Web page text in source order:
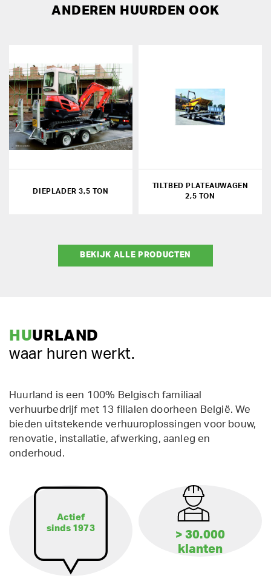
ANDEREN HUURDEN OOK
DIEPLADER 3,5 TON
TILTBED PLATEAUWAGEN
2,5 TON
BEKIJK ALLE PRODUCTEN
HUURLAND
waar huren werkt.
Huurland is een 100% Belgisch familiaal
verhuurbedrijf met 13 filialen doorheen België. We
bieden uitstekende verhuuroplossingen voor bouw,
renovatie, installatie, afwerking, aanleg en
onderhoud.
Actief
sinds 1973
> 30.000
klanten